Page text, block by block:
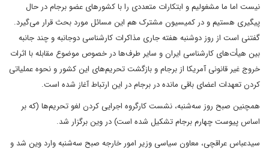
نیست اما ما مشغولیم و ابتکارات متعددی را با کشورهای عضو برجام در حال
پیگیری هستیم و در کمیسیون مشترک هم این مسائل مورد بحث قرار می‌گیرد.
گفتنی است از روز دوشنبه هفته جاری مذاکرات کارشناسی دوجانبه و چند جانبه
بین هیأت‌های کارشناسی ایران و سایر طرف‌ها در خصوص موضوع مقابله با اثرات
خروج غیر قانونی آمریکا از برجام و بازگشت تحریم‌های این کشور و نحوه عملیاتی
کردن تعهدات اعضای باقی مانده در برجام در این ارتباط آغاز شده است.
همچنین صبح روز سه‌شنبه، نشست کارگروه اجرایی کردن لغو تحریم‌ها (که بر
اساس پیوست چهارم برجام تشکیل شده است) در وین برگزار شد.
سیدعباس عراقچی، معاون سیاسی وزیر امور خارجه صبح سه‌شنبه وارد وین شد و